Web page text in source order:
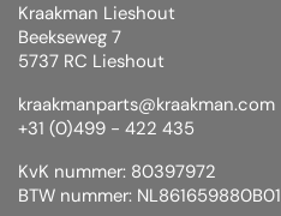
Kraakman Lieshout
Beekseweg 7
5737 RC Lieshout
kraakmanparts@kraakman.com
+31 (0)499 - 422 435
KvK nummer: 80397972
BTW nummer: NL861659880B01